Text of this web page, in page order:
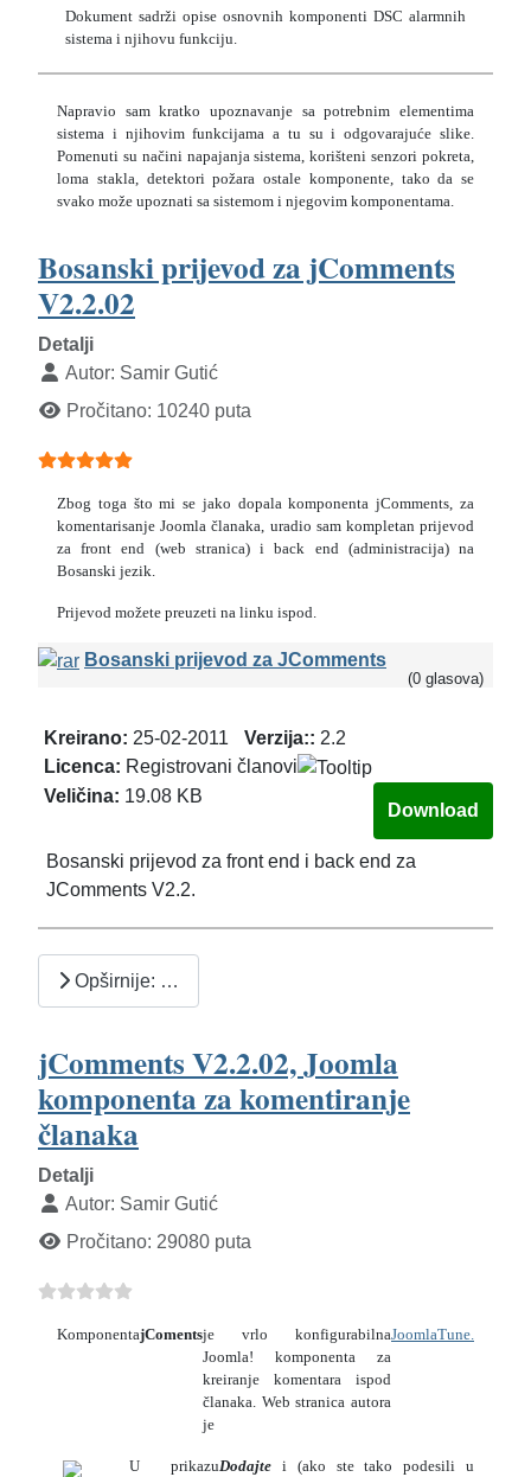
Dokument sadrži opise osnovnih komponenti DSC alarmnih
sistema i njihovu funkciju.
Napravio sam kratko upoznavanje sa potrebnim elementima
sistema i njihovim funkcijama a tu su i odgovarajuće slike.
Pomenuti su načini napajanja sistema, korišteni senzori pokreta,
loma stakla, detektori požara ostale komponente, tako da se
svako može upoznati sa sistemom i njegovim komponentama.
Bosanski prijevod za jComments
V2.2.02
Detalji
Autor: Samir Gutić
Pročitano: 10240 puta
Ocjene članaka:
Zbog toga što mi se jako dopala komponenta jComments, za
komentarisanje Joomla članaka, uradio sam kompletan prijevod
za front end (web stranica) i back end (administracija) na
Bosanski jezik.
Prijevod možete preuzeti na linku ispod.
Bosanski prijevod za JComments
(0 glasova)
Kreirano: 25-02-2011 Verzija:: 2.2
Licenca: Registrovani članovi
Veličina: 19.08 KB
Bosanski prijevod za front end i back end za
JComments V2.2.
Opširnije: …
jComments V2.2.02, Joomla
komponenta za komentiranje
članaka
Detalji
Autor: Samir Gutić
Pročitano: 29080 puta
KomponentajComentsje vrlo konfigurabilna
Joomla! komponenta za
kreiranje komentara ispod
članaka. Web stranica autora
je
JoomlaTune.
U prikazuDodajte i (ako ste tako podesili u